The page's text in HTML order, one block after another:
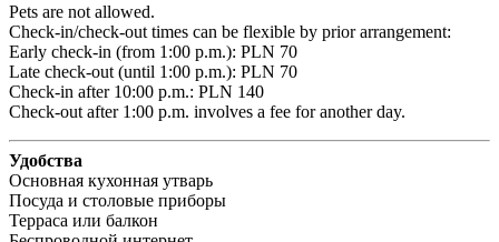
Pets are not allowed.
Check-in/check-out times can be flexible by prior arrangement:
Early check-in (from 1:00 p.m.): PLN 70
Late check-out (until 1:00 p.m.): PLN 70
Check-in after 10:00 p.m.: PLN 140
Check-out after 1:00 p.m. involves a fee for another day.
Удобства
Основная кухонная утварь
Посуда и столовые приборы
Терраса или балкон